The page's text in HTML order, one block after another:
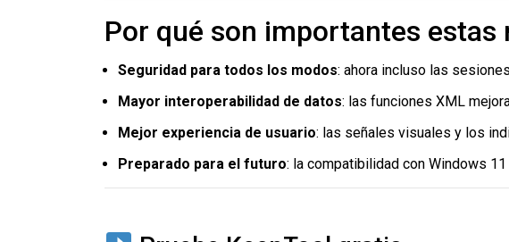
Por qué son importantes estas
Seguridad para todos los modos: ahora incluso las
Mayor interoperabilidad de datos: las funciones XML
Mejor experiencia de usuario: las señales visuales y los
Preparado para el futuro: la compatibilidad con Windows